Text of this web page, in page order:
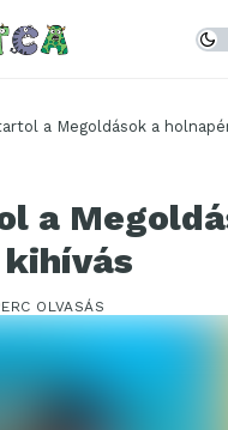
a Megoldások a
a
OLVASÁS